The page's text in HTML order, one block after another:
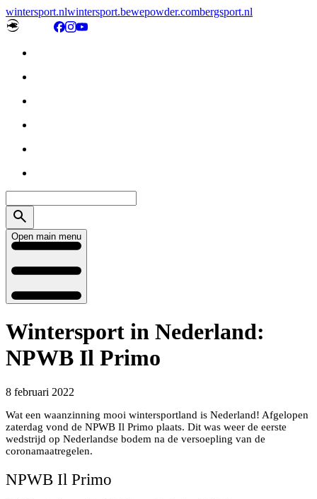
wintersport.nlwintersport.bewepowder.combergsport.nl
Open main menu
Wintersport in Nederland:
NPWB Il Primo
8 februari 2022
Wat een waanzinning mooi wintersportland is Nederland! Afgelopen
zaterdag vond de NPWB Il Primo plaats. Dit was weer de eerste
wedstrijd op Nederlandse bodem na de versoepling van de
coronamaatregelen.
NPWB Il Primo